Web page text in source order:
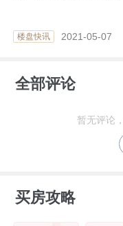
楼盘快讯 2021-05-07
全部评论
暂无评论
买房攻略